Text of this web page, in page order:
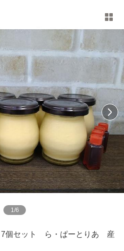
1/6
セット ら・ぱーとりあ 産